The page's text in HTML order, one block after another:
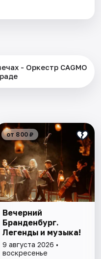
- Оркестр CAGMO
от 800 ₽
Вечерний
Бранденбург.
Легенды и музыка!
9 августа 2026 •
воскресенье